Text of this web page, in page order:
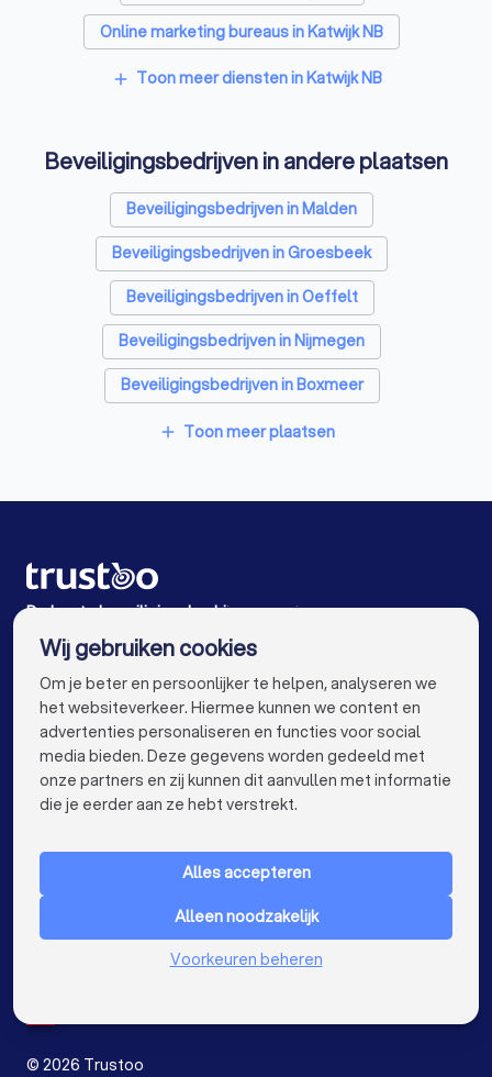
Online marketing bureaus in Katwijk NB
Tekstschrijvers in Katwijk NB
SEO-specialisten in Katwijk NB
Grafisch ontwerpers in Katwijk NB
Reclamebureaus in Katwijk NB
Accountants in Katwijk NB
add Toon meer diensten in Katwijk NB
Beveiligingsbedrijven in andere plaatsen
Beveiligingsbedrijven in Malden
Beveiligingsbedrijven in Groesbeek
Beveiligingsbedrijven in Oeffelt
Beveiligingsbedrijven in Nijmegen
Beveiligingsbedrijven in Boxmeer
Beveiligingsbedrijven in Wijchen
Beveiligingsbedrijven in Vierlingsbeek
Beveiligingsbedrijven in Amsterdam
Beveiligingsbedrijven in Rotterdam
Beveiligingsbedrijven in Den Haag
Beveiligingsbedrijven in Utrecht
Beveiligingsbedrijven in Tilburg
Beveiligingsbedrijven in Groningen
Beveiligingsbedrijven in Almere
add Toon meer plaatsen
De beste beveiligingsbedrijven voor jou
VOOR PARTICULIEREN keyboard_arrow_down
Nederland
© 2026 Trustoo
Wij gebruiken cookies
Om je beter en persoonlijker te helpen, analyseren we
het websiteverkeer. Hiermee kunnen we content en
advertenties personaliseren en functies voor social
media bieden. Deze gegevens worden gedeeld met
onze partners en zij kunnen dit aanvullen met informatie
die je eerder aan ze hebt verstrekt.
Alles accepteren
Alleen noodzakelijk
Voorkeuren beheren